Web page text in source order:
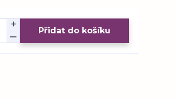
Přidat do košíku